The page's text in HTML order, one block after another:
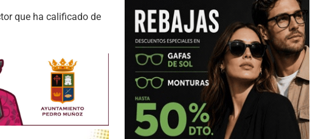
que ha calificado de